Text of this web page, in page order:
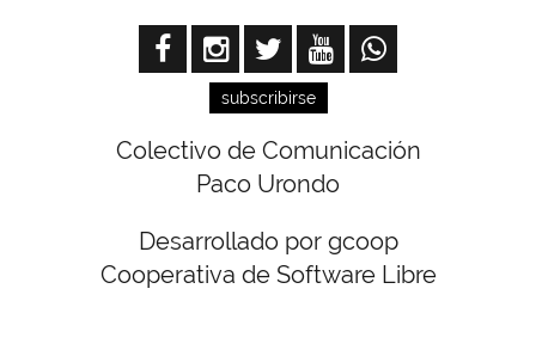
subscribirse
Colectivo de Comunicación
Paco Urondo
Desarrollado por gcoop
Cooperativa de Software Libre